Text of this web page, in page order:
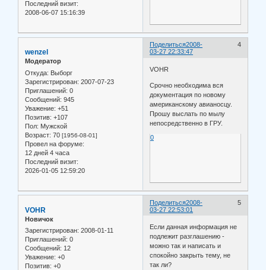
Последний визит:
2008-06-07 15:16:39
Поделиться 4
2008-
03-27 22:33:47
wenzel
Модератор
Откуда: Выборг
Зарегистрирован: 2007-07-23
Приглашений: 0
Сообщений: 945
Уважение: +51
Позитив: +107
Пол: Мужской
Возраст: 70 [1956-08-01]
Провел на форуме:
12 дней 4 часа
Последний визит:
2026-01-05 12:59:20
VOHR
Срочно необходима вся
документация по новому
американскому авианосцу.
Прошу выслать по мылу
непосредственно в ГРУ.
0
Поделиться 5
2008-
03-27 22:53:01
VOHR
Новичок
Зарегистрирован: 2008-01-11
Приглашений: 0
Сообщений: 12
Уважение: +0
Позитив: +0
Если данная информация не
подлежит разглашению -
можно так и написать и
спокойно закрыть тему, не
так ли?